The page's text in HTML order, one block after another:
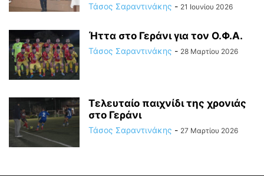
Τάσος Σαραντινάκης - 21 Ιουνίου 2026
Ήττα στο Γεράνι για τον Ο.Φ.Α.
Τάσος Σαραντινάκης - 28 Μαρτίου 2026
Τελευταίο παιχνίδι της χρονιάς
στο Γεράνι
Τάσος Σαραντινάκης - 27 Μαρτίου 2026